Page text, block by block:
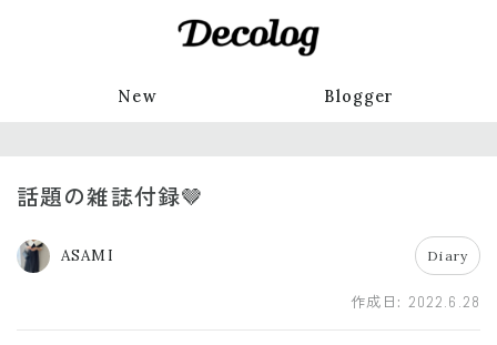
New Blogger
話題の雑誌付録🤎
ASAMI Diary
作成日: 2022.6.28